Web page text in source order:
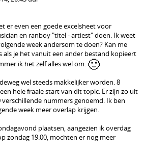
er even een goede excelsheet voor
en ranboy "titel - artiest" doen. Ik weet
week andersom te doen? Kan me
als je het vanuit een ander bestand kopieert
ik het zelf alles wel om. 🙂
wel steeds makkelijker worden. 8
hele fraaie start van dit topic. Er zijn zo uit
nummers genoemd. Ik ben
week meer overlap krijgen.
plaatsen, aangezien ik overdag
zondag 19.00, mochten er nog meer